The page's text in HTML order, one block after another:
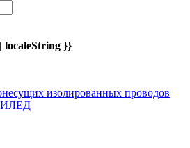
localeString }}
изолированных проводов